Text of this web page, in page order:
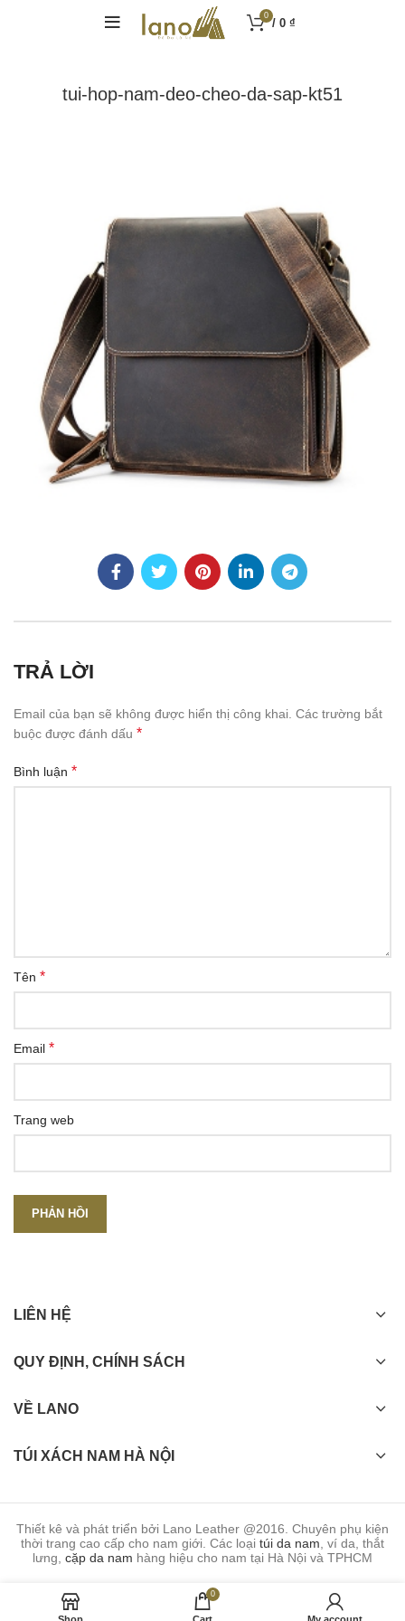
0
/ 0 ₫
tui-hop-nam-deo-cheo-da-sap-kt51
TRẢ LỜI
Email của bạn sẽ không được hiển thị công khai. Các trường bắt
buộc được đánh dấu *
Bình luận *
Tên *
Email *
Trang web
LIÊN HỆ
QUY ĐỊNH, CHÍNH SÁCH
VỀ LANO
TÚI XÁCH NAM HÀ NỘI
Thiết kê và phát triển bởi Lano Leather @2016. Chuyên phụ kiện
thời trang cao cấp cho nam giới. Các loại túi da nam, ví da, thắt
lưng, cặp da nam hàng hiệu cho nam tại Hà Nội và TPHCM
0